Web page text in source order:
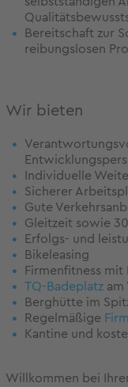
Bereitschaft zur
reibungslosen
Wir bieten
Individuelle
Sicherer
Gute
Gleitzeit sowie
Erfolgs- und
Bikeleasing
Firmenfitness mit
TQ-Badeplatz am
Berghütte im
Regelmäßige
Kantine und
Willkommen bei